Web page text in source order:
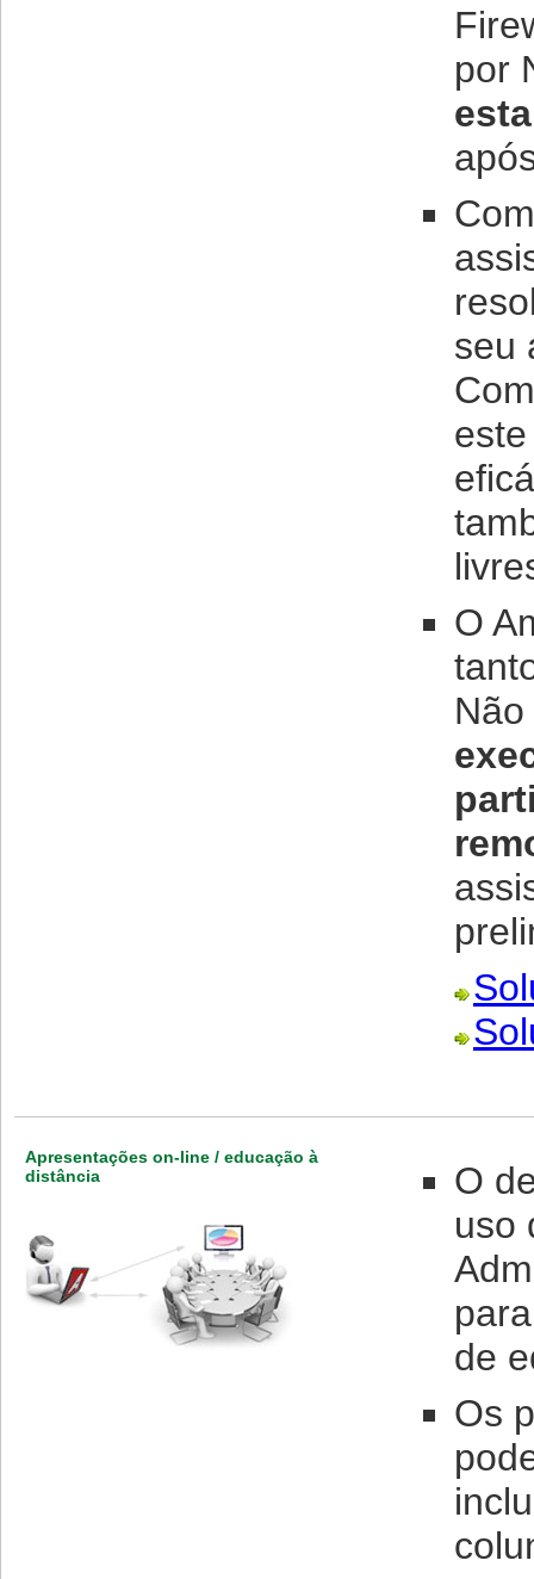
por
seu
O
Apresentações on-line / educação à
distância
O
uso
de
Os